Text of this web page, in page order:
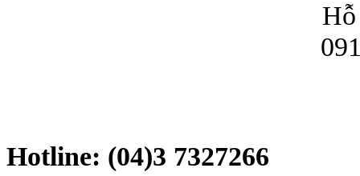
Hotline: (04)3 7327266